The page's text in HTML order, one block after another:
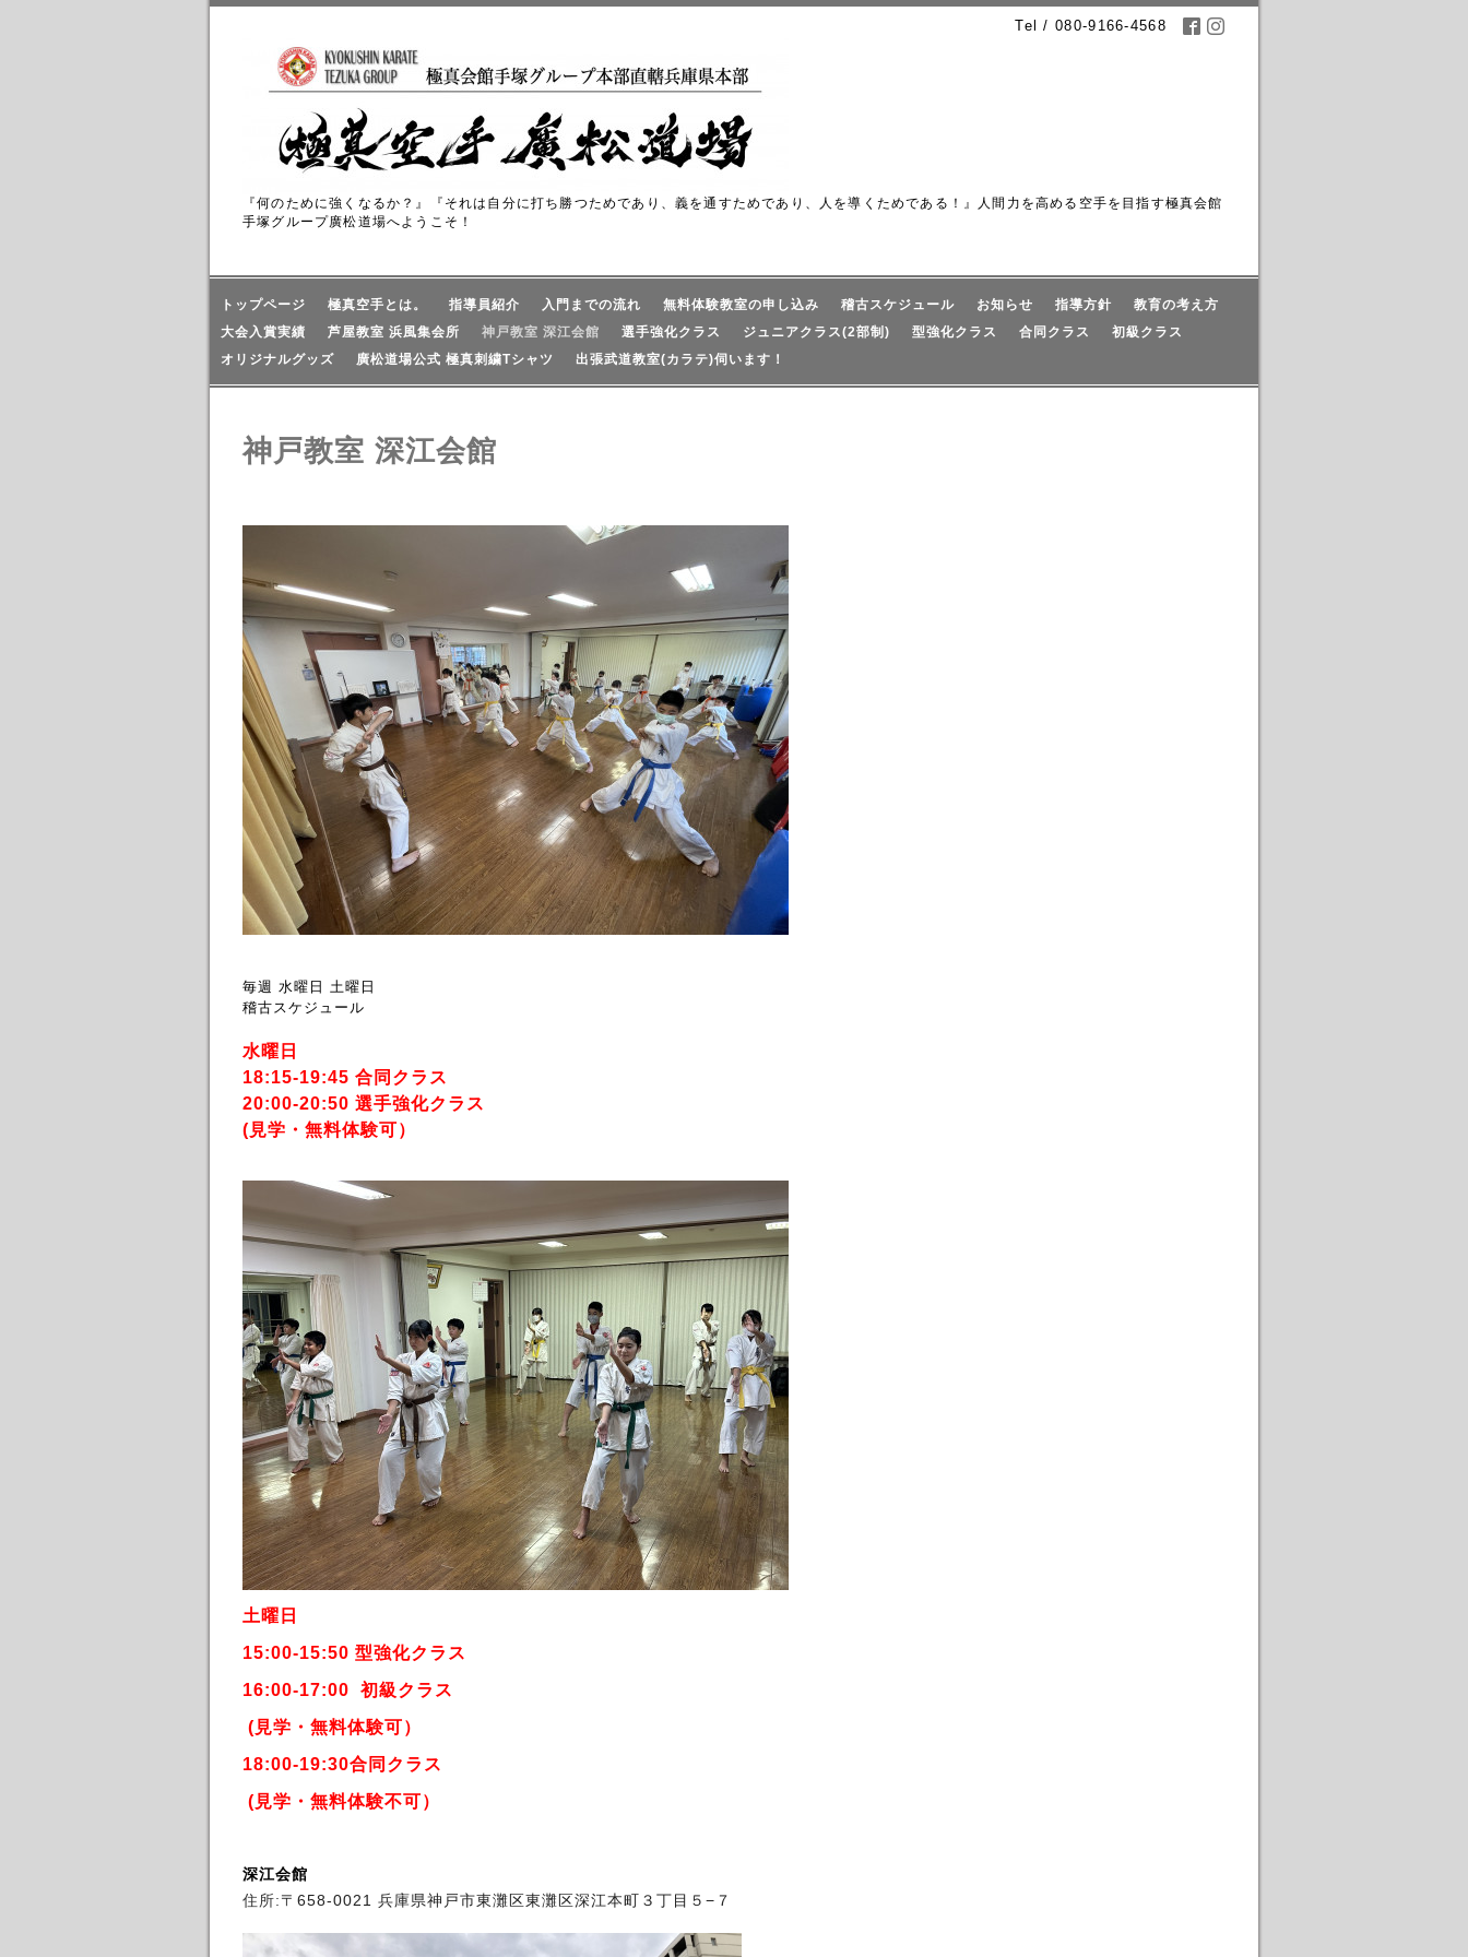
Tel / 080-9166-4568
『何のために強くなるか？』『それは自分に打ち勝つためであり、義を通すためであり、人を導くためである！』人間力を高める空手を目指す極真会館
手塚グループ廣松道場へようこそ！
トップページ 極真空手とは。 指導員紹介 入門までの流れ 無料体験教室の申し込み 稽古スケジュール お知らせ 指導方針
教育の考え方
大会入賞実績
芦屋教室 浜風集会所 神戸教室 深江会館 選手強化クラス ジュニアクラス(2部制) 型強化クラス 合同クラス
初級クラス
オリジナルグッズ
廣松道場公式 極真刺繍Tシャツ 出張武道教室(カラテ)伺います！
神戸教室 深江会館
毎週 水曜日 土曜日
稽古スケジュール
水曜日
18:15-19:45 合同クラス
20:00-20:50 選手強化クラス
(見学・無料体験可）
土曜日
15:00-15:50 型強化クラス
16:00-17:00 初級クラス
(見学・無料体験可）
18:00-19:30合同クラス
(見学・無料体験不可）
深江会館
住所:〒658-0021 兵庫県神戸市東灘区東灘区深江本町３丁目５−７